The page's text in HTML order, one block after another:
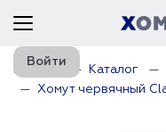
Войти
Главная Каталог
Хомут червячный